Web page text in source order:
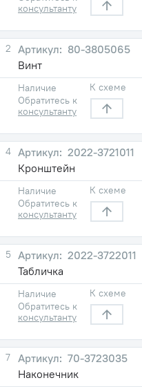
консультанту
2
80-3805065
Винт
Наличие
Обратитесь к
консультанту
К схеме
4
2022-3721011
Кронштейн
Наличие
Обратитесь к
консультанту
К схеме
5
2022-3722011
Табличка
Наличие
Обратитесь к
консультанту
К схеме
7
70-3723035
Наконечник